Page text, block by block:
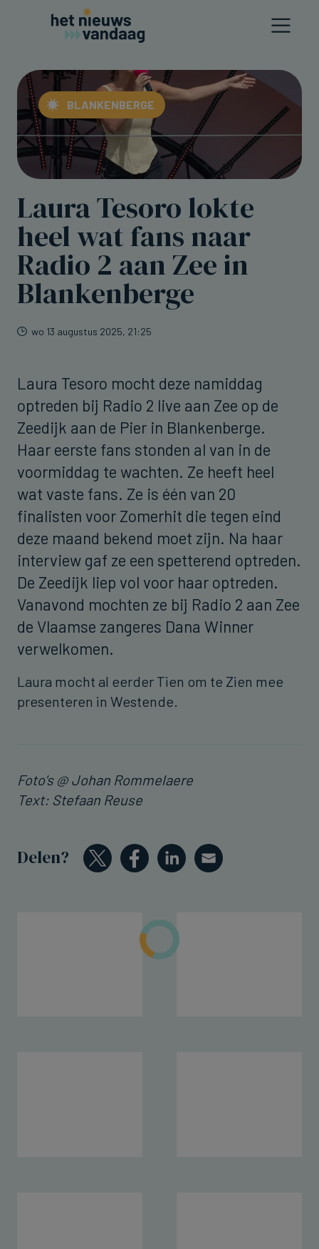
BLANKENBERGE
Laura Tesoro lokte
heel wat fans naar
Radio 2 aan Zee in
Blankenberge
wo 13 augustus 2025, 21:25
Laura Tesoro mocht deze namiddag
optreden bij Radio 2 live aan Zee op de
Zeedijk aan de Pier in Blankenberge.
Haar eerste fans stonden al van in de
voormiddag te wachten. Ze heeft heel
wat vaste fans. Ze is één van 20
finalisten voor Zomerhit die tegen eind
deze maand bekend moet zijn. Na haar
interview gaf ze een spetterend optreden.
De Zeedijk liep vol voor haar optreden.
Vanavond mochten ze bij Radio 2 aan Zee
de Vlaamse zangeres Dana Winner
verwelkomen.
Laura mocht al eerder Tien om te Zien mee
presenteren in Westende.
Foto's @ Johan Rommelaere
Text: Stefaan Reuse
Delen?